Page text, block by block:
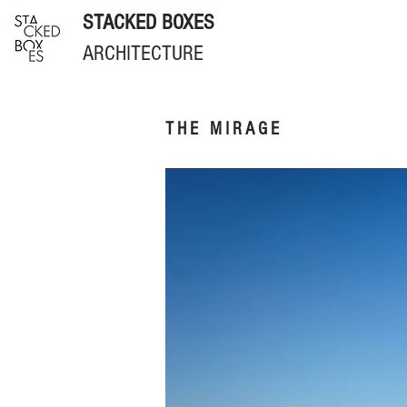
STACKED BOXES
ARCHITECTURE
THE MIRAGE